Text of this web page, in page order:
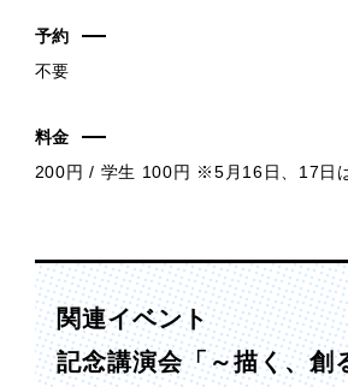
予約
不要
料金
200円 / 学生 100円 ※5月16日、17日
関連イベント
記念講演会「～描く、創